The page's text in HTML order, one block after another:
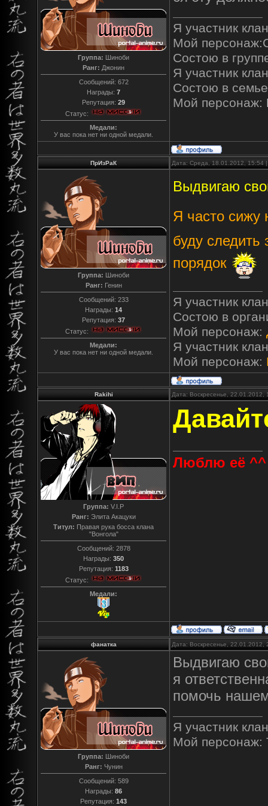
Группа: Шиноби
Ранг: Джонин
Сообщений: 672
Награды: 7
Репутация: 29
Статус:
Медали:
У вас пока нет ни одной медали.
Я участник
Мой
Состою в
Я участник
Состою в
Мой персонаж:
ПрИзРaК Дата: Среда, 18.01.2012,
Группа: Шиноби
Ранг: Генин
Сообщений: 233
Награды: 14
Репутация: 37
Статус:
Медали:
У вас пока нет ни одной медали.
Выдвигаю
Я часто сижу
буду следить
порядок
Я участник
Состою в
Мой персонаж:
Я участник
Мой персонаж:
Rakihi Дата: Воскресенье,
Группа: V.I.P
Ранг: Элита Акацуки
Титул: Правая рука босса клана
"Вонгола"
Сообщений: 2878
Награды: 350
Репутация: 1183
Статус:
Медали:
Люблю её ^^
фанатка Дата: Воскресенье,
Группа: Шиноби
Ранг: Чунин
Сообщений: 589
Награды: 86
Репутация: 143
Выдвигаю
я
помочь
Я участник
Мой персонаж: